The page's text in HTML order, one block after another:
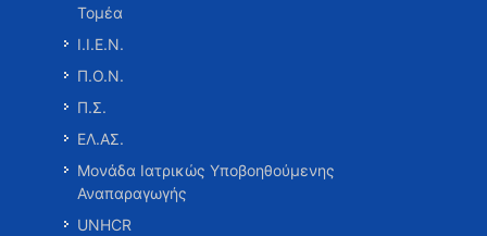
Τομέα
Ι.Ι.Ε.Ν.
Π.Ο.Ν.
Π.Σ.
ΕΛ.ΑΣ.
Μονάδα Ιατρικώς Υποβοηθούμενης
Αναπαραγωγής
UNHCR